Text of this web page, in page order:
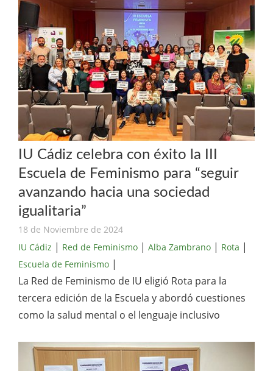
IU Cádiz celebra con éxito la III
Escuela de Feminismo para “seguir
avanzando hacia una sociedad
igualitaria”
18 de Noviembre de 2024
IU Cádiz | Red de Feminismo | Alba Zambrano | Rota |
Escuela de Feminismo |
La Red de Feminismo de IU eligió Rota para la
tercera edición de la Escuela y abordó cuestiones
como la salud mental o el lenguaje inclusivo